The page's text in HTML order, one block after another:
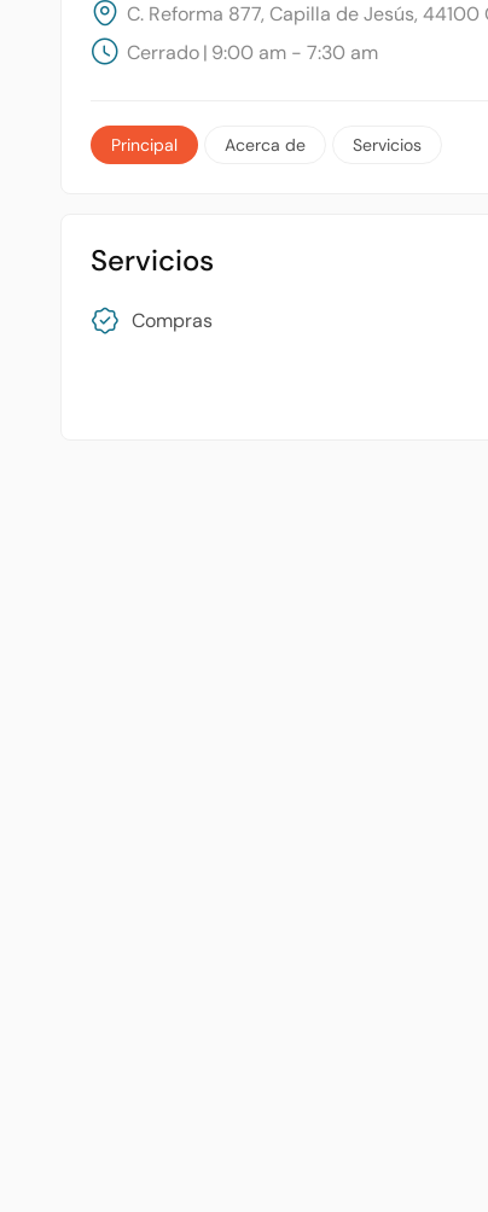
C. Reforma 877, Capilla de Jesús,
Cerrado| 9:00 am - 7:30 am
Principal Acerca de Servicios
Servicios
Compras